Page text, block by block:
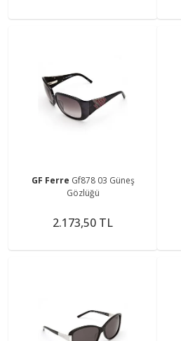
GF Ferre Gf878 03 Güneş
Gözlüğü
2.173,50 TL